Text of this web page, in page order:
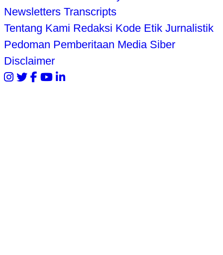
Newsletters Transcripts
Tentang Kami Redaksi Kode Etik Jurnalistik
Pedoman Pemberitaan Media Siber
Disclaimer